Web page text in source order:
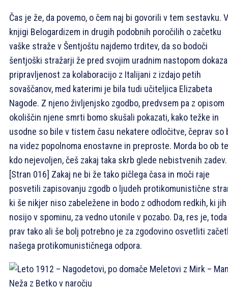
Čas je že, da povemo, o čem naj bi govorili v tem sestavku. V
knjigi Belogardizem in drugih podobnih poročilih o začetku
vaške straže v Šentjoštu najdemo trditev, da so bodoči
šentjoški stražarji že pred svojim uradnim nastopom
pripravljenost za kolaboracijo z Italijani z izdajo petih
sovaščanov, med katerimi je bila tudi učiteljica Elizabeta
Nagode. Z njeno življenjsko zgodbo, predvsem pa z opisom
okoliščin njene smrti bomo skušali pokazati, kako težke in
usodne so bile v tistem času nekatere odločitve, čeprav so
na videz popolnoma enostavne in preproste. Morda bo ob
kdo nejevoljen, češ zakaj taka skrb glede nebistvenih zadev.
[Stran 016] Zakaj ne bi že tako pičlega časa in moči raje
posvetili zapisovanju zgodb o ljudeh protikomunistične
ki še nikjer niso zabeležene in bodo z odhodom redkih, ki
nosijo v spominu, za vedno utonile v pozabo. Da, res je, toda
prav tako ali še bolj potrebno je za zgodovino osvetliti
našega protikomunističnega odpora.